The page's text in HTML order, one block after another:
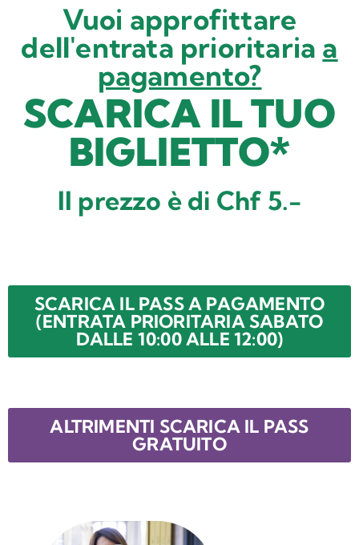
Vuoi approfittare
dell'entrata prioritaria a
pagamento?
SCARICA IL TUO
BIGLIETTO*
Il prezzo è di Chf 5.-
SCARICA IL PASS A PAGAMENTO
(ENTRATA PRIORITARIA SABATO
DALLE 10:00 ALLE 12:00)
ALTRIMENTI SCARICA IL PASS
GRATUITO